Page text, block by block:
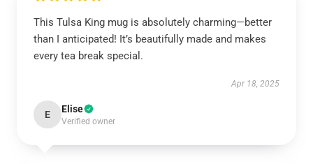
This Tulsa King mug is absolutely charming—better
than I anticipated! It’s beautifully made and makes
every tea break special.
Apr 18, 2025
E Elise
Verified owner